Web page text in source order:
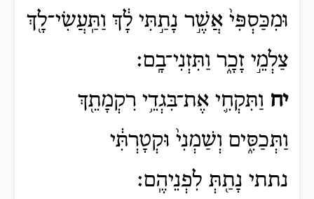
וּמִכַּסְפִּי֙ אֲשֶׁ֣ר נָתַ֣תִּי לָ֔ךְ וַתַּֽעֲשִׂי־לָ֖ךְ
צַלְמֵ֣י זָכָ֑ר וַתִּזְנִי־בָֽם׃
יח וַתִּקְחִ֛י אֶת־בִּגְדֵ֥י רִקְמָתֵ֖ךְ
וַתְּכַסִּ֑ים וְשַׁמְנִי֙ וּקְטָרְתִּ֔י
נתתי נָתַ֖תְּ לִפְנֵיהֶֽם׃